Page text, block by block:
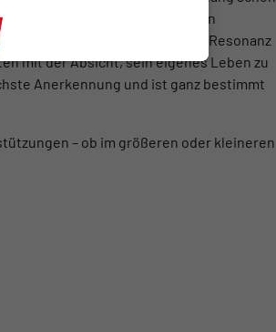
Nachwuchs. .Ein Verein ist kein
belohnt und zwar durch die Resonanz
mit der Absicht, sein eigenes Leben zu
Anerkennung und ist ganz bestimmt
– ob im größeren oder kleineren